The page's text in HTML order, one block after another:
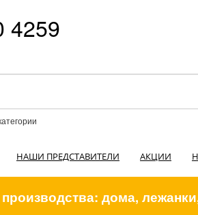
4259
НАШИ ПРЕДСТАВИТЕЛИ АКЦИИ
дома,